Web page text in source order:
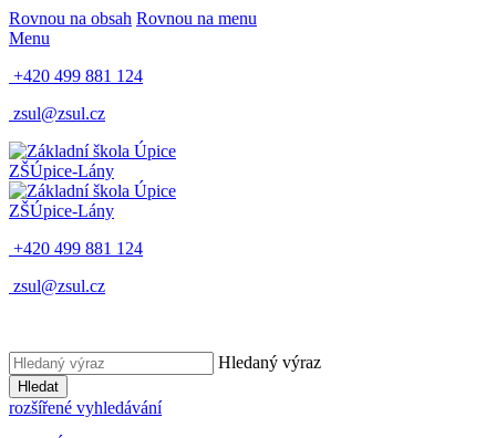
Rovnou na obsah Rovnou na menu
Menu
+420 499 881 124
zsul@zsul.cz
ZŠÚpice-Lány
ZŠÚpice-Lány
+420 499 881 124
zsul@zsul.cz
Hledaný výraz
Hledat
rozšířené vyhledávání